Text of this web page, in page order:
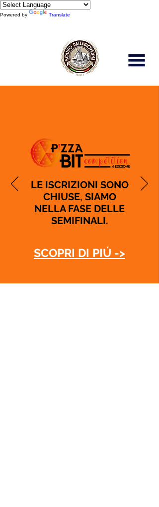
Powered by Translate
LE ISCRIZIONI SONO
CHIUSE, SIAMO
NELLA FASE DELLE
SEMIFINALI.
SCOPRI DI PIÚ ->